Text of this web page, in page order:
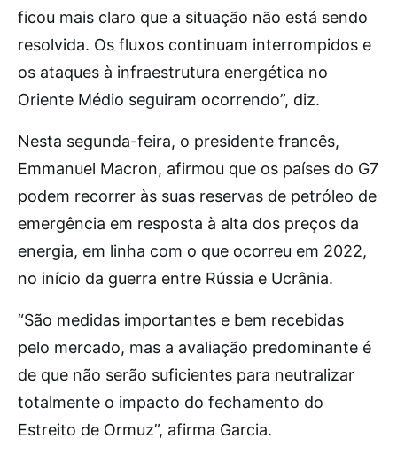
ficou mais claro que a situação não está sendo
resolvida. Os fluxos continuam interrompidos e
os ataques à infraestrutura energética no
Oriente Médio seguiram ocorrendo”, diz.
Nesta segunda-feira, o presidente francês,
Emmanuel Macron, afirmou que os países do G7
podem recorrer às suas reservas de petróleo de
emergência em resposta à alta dos preços da
energia, em linha com o que ocorreu em 2022,
no início da guerra entre Rússia e Ucrânia.
“São medidas importantes e bem recebidas
pelo mercado, mas a avaliação predominante é
de que não serão suficientes para neutralizar
totalmente o impacto do fechamento do
Estreito de Ormuz”, afirma Garcia.